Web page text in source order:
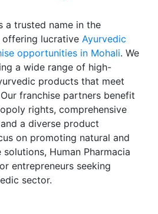
a trusted name in the
offering lucrative Ayurvedic
opportunities in Mohali. We
a wide range of high-
products that meet
franchise partners benefit
rights, comprehensive
a diverse product
on promoting natural and
Human Pharmacia
entrepreneurs seeking
sector.